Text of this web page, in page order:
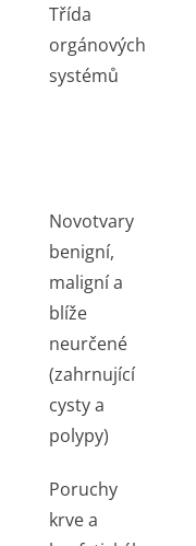
Třída
orgánových
systémů
Novotvary
benigní,
maligní a
blíže
neurčené
(zahrnující
cysty a
polypy)
Poruchy
krve a